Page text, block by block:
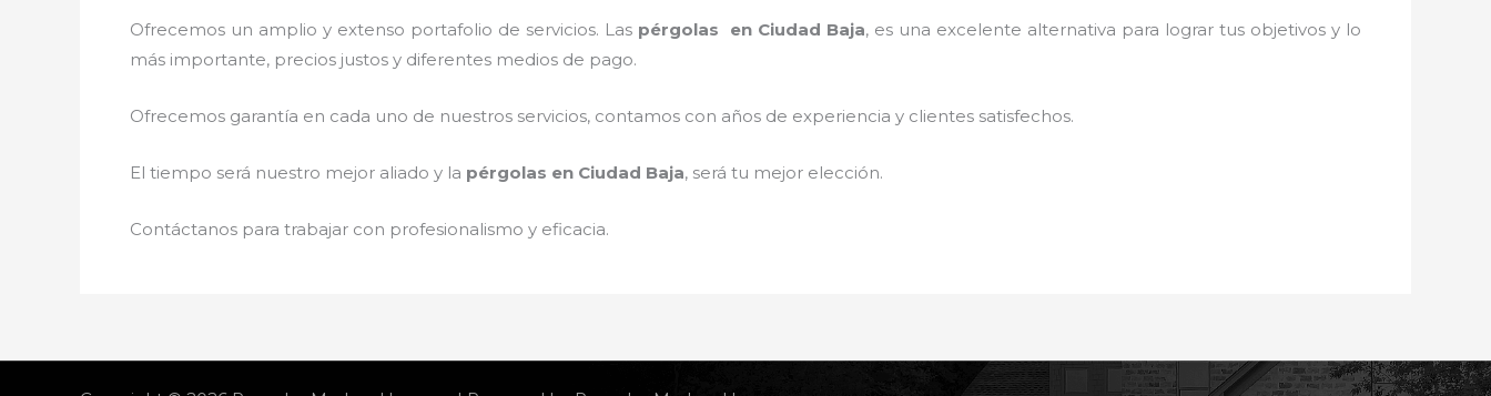
Ofrecemos un amplio y extenso portafolio de servicios. Las pérgolas en Ciudad Baja, es una excelente alternativa para lograr tus objetivos y lo
más importante, precios justos y diferentes medios de pago.
Ofrecemos garantía en cada uno de nuestros servicios, contamos con años de experiencia y clientes satisfechos.
El tiempo será nuestro mejor aliado y la pérgolas en Ciudad Baja, será tu mejor elección.
Contáctanos para trabajar con profesionalismo y eficacia.